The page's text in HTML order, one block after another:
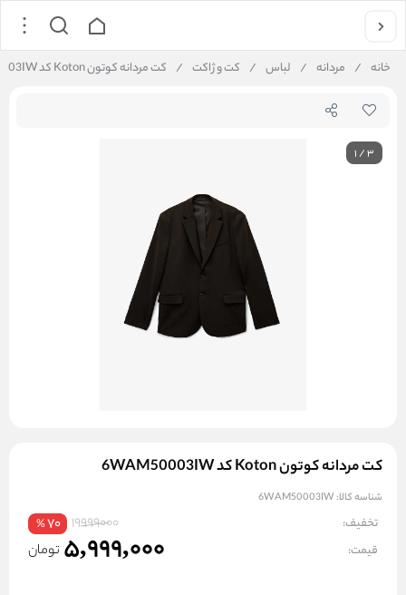
خانه / مردانه / لباس / کت و ژاکت / کت مردانه کوتون Koton کد 6WAM50003IW
1/3
کت مردانه کوتون Koton کد 6WAM50003IW
شناسه کالا: 6WAM50003IW
تخفیف: 19999000
70
%
قیمت: 5,999,000 تومان